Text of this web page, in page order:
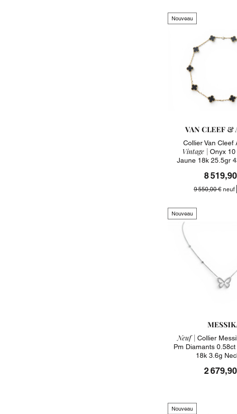
Nouveau
VAN CLEEF &
Collier Van Cleef
Vintage | Onyx
Jaune 18k 25.5gr
8
9 550,00 €neuf
Nouveau
Neuf | Collier
Pm Diamants
18k 3.6g
2
Nouveau